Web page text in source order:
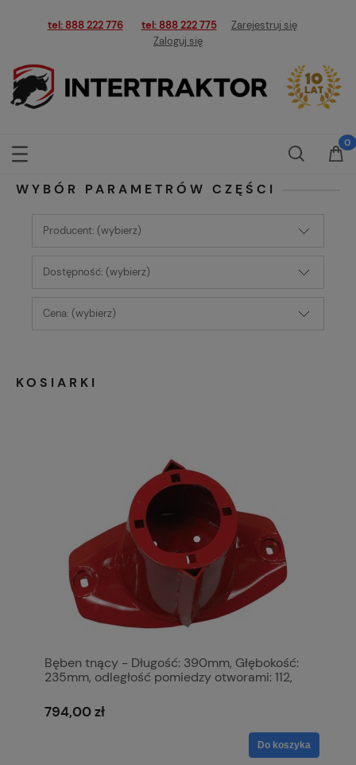
tel: 888 222 776 tel: 888 222 775
Zarejestruj się
Zaloguj się
WYBÓR PARAMETRÓW CZĘŚCI
Producent: (wybierz)
Dostępność: (wybierz)
Cena: (wybierz)
KOSIARKI
Bęben tnący - Długość: 390mm, Głębokość:
235mm, odległość pomiedzy otworami: 112,
Zastępuje: 56812700 S.110612
794,00 zł
Do koszyka